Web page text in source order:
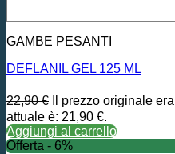
GAMBE PESANTI
DEFLANIL GEL 125 ML
22,90€ Il prezzo originale
attuale è: 21,90 €.
Aggiungi al carrello
Offerta - 6%